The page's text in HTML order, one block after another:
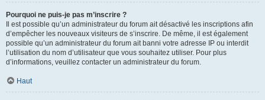
Pourquoi ne puis-je pas m’inscrire ?
Il est possible qu’un administrateur du forum ait désactivé les inscriptions afin
d’empêcher les nouveaux visiteurs de s’inscrire. De même, il est également
possible qu’un administrateur du forum ait banni votre adresse IP ou interdit
l’utilisation du nom d’utilisateur que vous souhaitez utiliser. Pour plus
d’informations, veuillez contacter un administrateur du forum.
Haut